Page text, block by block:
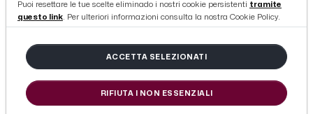
Giornate FAI di Primavera, 55.000
visitatori negli 80 beni aperti delle
Marche
di Redazione Picenotime
Puoi resettare le tue scelte eliminado i nostri cookie persistenti tramite
questo link. Per ulteriori informazioni consulta la nostra Cookie Policy.
ACCETTA SELEZIONATI
RIFIUTA I NON ESSENZIALI